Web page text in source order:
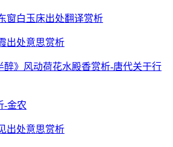
窗白玉床出处翻译赏析
出处意思赏析
醉》风动荷花水殿香赏析-唐代关于行
-金农
出处意思赏析